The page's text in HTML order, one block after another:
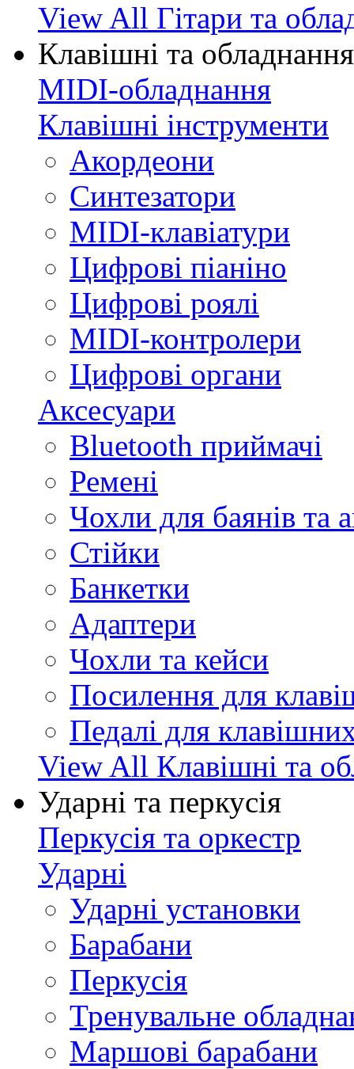
View All Гітари та
Клавішні та обладнання
MIDI-обладнання
Клавішні інструменти
Акордеони
Синтезатори
MIDI-клавіатури
Цифрові піаніно
Цифрові роялі
MIDI-контролери
Цифрові органи
Аксесуари
Bluetooth приймачі
Ремені
Чохли для баянів та
Стійки
Банкетки
Адаптери
Чохли та кейси
Посилення для
Педалі для
View All Клавішні та
Ударні та перкусія
Перкусія та оркестр
Ударні
Ударні установки
Барабани
Перкусія
Тренувальне
Маршові барабани